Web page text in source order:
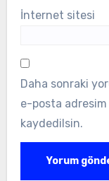
İnternet sitesi
Daha sonraki
e-posta adresim
kaydedilsin.